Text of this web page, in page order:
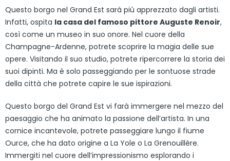
Questo borgo nel Grand Est sarà più apprezzato dagli artisti.
Infatti, ospita la casa del famoso pittore Auguste Renoir,
così come un museo in suo onore. Nel cuore della
Champagne-Ardenne, potrete scoprire la magia delle sue
opere. Visitando il suo studio, potrete ripercorrere la storia dei
suoi dipinti. Ma è solo passeggiando per le sontuose strade
della città che potrete capire le sue ispirazioni.
Questo borgo del Grand Est vi farà immergere nel mezzo del
paesaggio che ha animato la passione dell’artista. In una
cornice incantevole, potrete passeggiare lungo il fiume
Ource, che ha dato origine a La Yole o La Grenouillère.
Immergiti nel cuore dell’impressionismo esplorando i